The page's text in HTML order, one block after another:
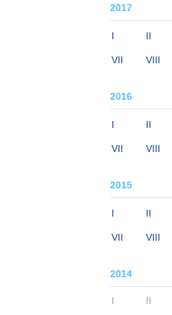
2017
I II
VII VIII
2016
I II
VII VIII
2015
I II
VII VIII
2014
I II